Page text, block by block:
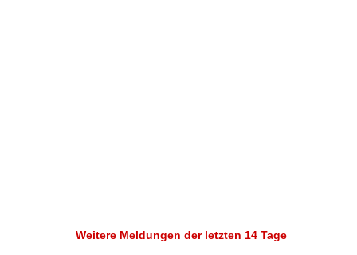
Weitere Meldungen der letzten 14 Tage